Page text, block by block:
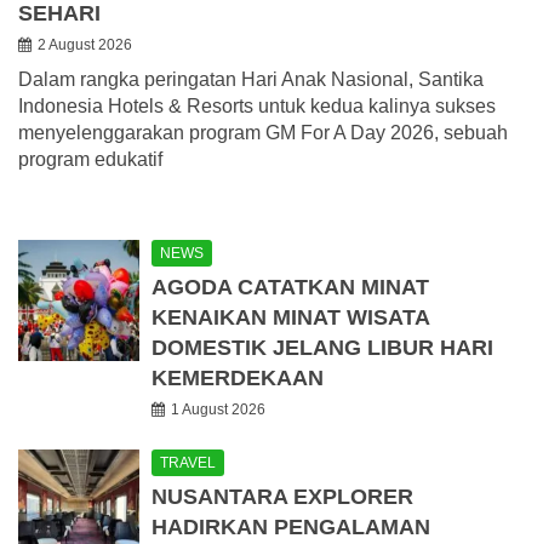
SEHARI
2 August 2026
Dalam rangka peringatan Hari Anak Nasional, Santika
Indonesia Hotels & Resorts untuk kedua kalinya sukses
menyelenggarakan program GM For A Day 2026, sebuah
program edukatif
NEWS
AGODA CATATKAN MINAT
KENAIKAN MINAT WISATA
DOMESTIK JELANG LIBUR HARI
KEMERDEKAAN
1 August 2026
TRAVEL
NUSANTARA EXPLORER
HADIRKAN PENGALAMAN